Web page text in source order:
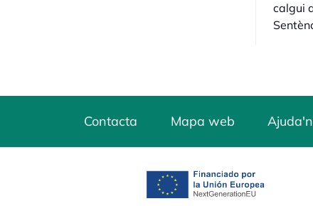
calgui
Contacta Mapa web
opens in a new tab